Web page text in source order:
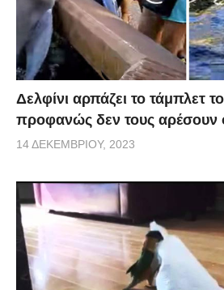
Δελφίνι αρπάζει το τάμπλετ
προφανώς δεν τους αρέσουν
14 ΔΕΚΕΜΒΡΊΟΥ, 2023